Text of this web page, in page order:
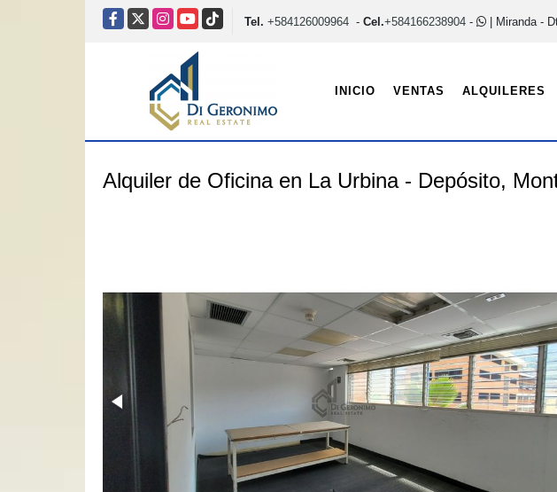
Facebook
X Instagram
YouTubeTikTok Tel. +584126009964 - Cel.+584166238904 - | Miranda -
INICIO VENTAS ALQUILERES
Alquiler de Oficina en La Urbina - Depósito,